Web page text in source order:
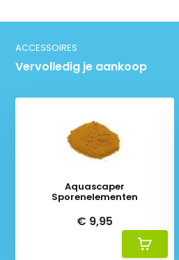
ACCESSOIRES
Vervolledig je aankoop
Aquascaper
Sporenelementen
€ 9,95